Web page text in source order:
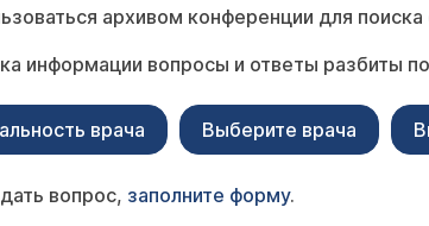
архивом конференции для
информации вопросы и ответы разбиты
врача Выберите врача
вопрос, заполните форму.